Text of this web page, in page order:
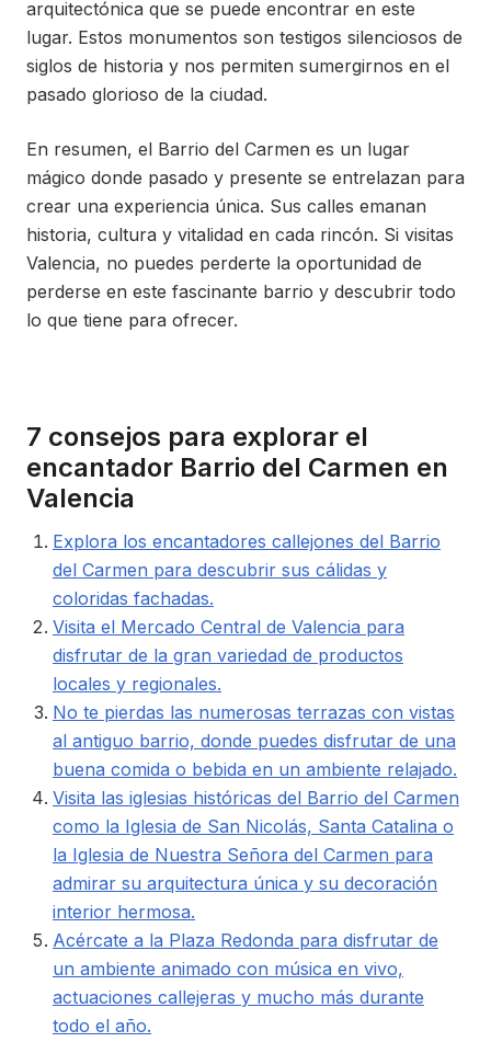
arquitectónica que se puede encontrar en este
lugar. Estos monumentos son testigos silenciosos de
siglos de historia y nos permiten sumergirnos en el
pasado glorioso de la ciudad.
En resumen, el Barrio del Carmen es un lugar
mágico donde pasado y presente se entrelazan para
crear una experiencia única. Sus calles emanan
historia, cultura y vitalidad en cada rincón. Si visitas
Valencia, no puedes perderte la oportunidad de
perderse en este fascinante barrio y descubrir todo
lo que tiene para ofrecer.
7 consejos para explorar el
encantador Barrio del Carmen en
Valencia
Explora los encantadores callejones del Barrio
del Carmen para descubrir sus cálidas y
coloridas fachadas.
Visita el Mercado Central de Valencia para
disfrutar de la gran variedad de productos
locales y regionales.
No te pierdas las numerosas terrazas con vistas
al antiguo barrio, donde puedes disfrutar de una
buena comida o bebida en un ambiente relajado.
Visita las iglesias históricas del Barrio del Carmen
como la Iglesia de San Nicolás, Santa Catalina o
la Iglesia de Nuestra Señora del Carmen para
admirar su arquitectura única y su decoración
interior hermosa.
Acércate a la Plaza Redonda para disfrutar de
un ambiente animado con música en vivo,
actuaciones callejeras y mucho más durante
todo el año.